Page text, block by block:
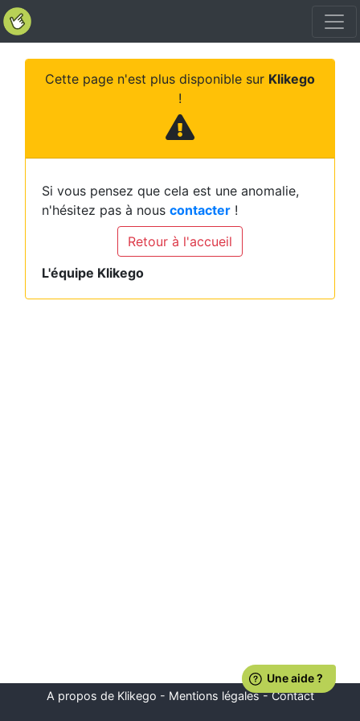
Cette page n'est plus disponible sur Klikego
!
Si vous pensez que cela est une anomalie,
n'hésitez pas à nous contacter !
Retour à l'accueil
L'équipe Klikego
A propos de Klikego - Mentions légales-Contact